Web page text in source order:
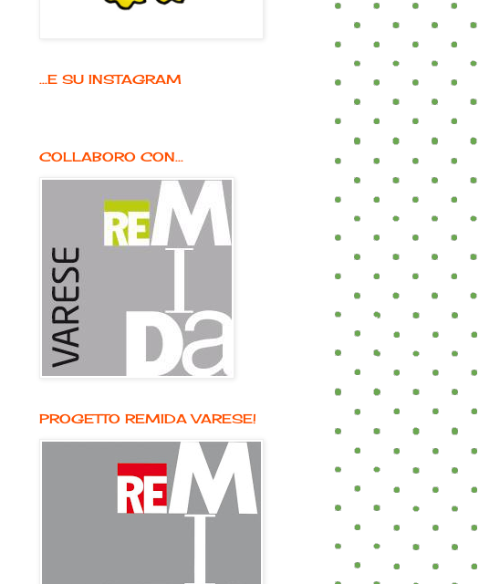
...E SU INSTAGRAM
COLLABORO CON...
PROGETTO REMIDA VARESE!